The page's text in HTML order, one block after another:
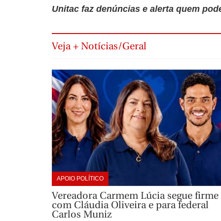
Unitac faz denúncias e alerta quem
Veja + Notícias/Geral
APOIO POLÍTICO
Vereadora Carmem Lúcia segue firme
com Cláudia Oliveira e para federal
Carlos Muniz